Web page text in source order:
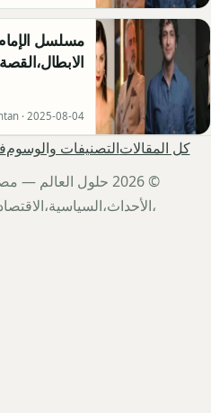
· 2025-08-04
كل المقالاتالتصنيفات والوسوم
© 2026 حلول العالم